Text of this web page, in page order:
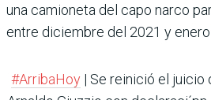
una camioneta del capo narco
entre diciembre del 2021 y enero
#ArribaHoy | Se reinició el juicio